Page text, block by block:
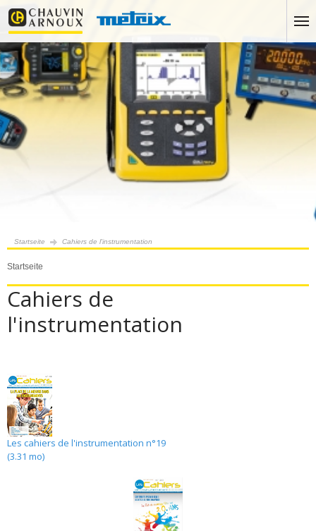
Startseite Cahiers de l'instrumentation
Startseite
Cahiers de
l'instrumentation
Les cahiers de l'instrumentation n°19
(3.31 mo)